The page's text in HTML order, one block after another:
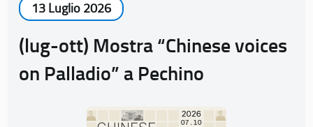
13 Luglio 2026
(lug-ott) Mostra “Chinese voices
on Palladio” a Pechino